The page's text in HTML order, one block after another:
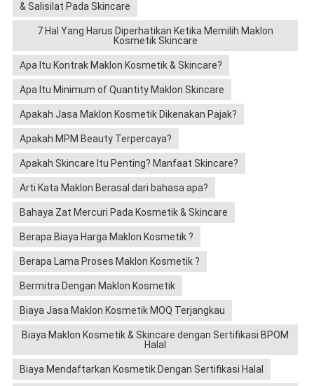
& Salisilat Pada Skincare
7 Hal Yang Harus Diperhatikan Ketika Memilih Maklon
Kosmetik Skincare
Apa Itu Kontrak Maklon Kosmetik & Skincare?
Apa Itu Minimum of Quantity Maklon Skincare
Apakah Jasa Maklon Kosmetik Dikenakan Pajak?
Apakah MPM Beauty Terpercaya?
Apakah Skincare Itu Penting? Manfaat Skincare?
Arti Kata Maklon Berasal dari bahasa apa?
Bahaya Zat Mercuri Pada Kosmetik & Skincare
Berapa Biaya Harga Maklon Kosmetik ?
Berapa Lama Proses Maklon Kosmetik ?
Bermitra Dengan Maklon Kosmetik
Biaya Jasa Maklon Kosmetik MOQ Terjangkau
Biaya Maklon Kosmetik & Skincare dengan Sertifikasi BPOM
Halal
Biaya Mendaftarkan Kosmetik Dengan Sertifikasi Halal